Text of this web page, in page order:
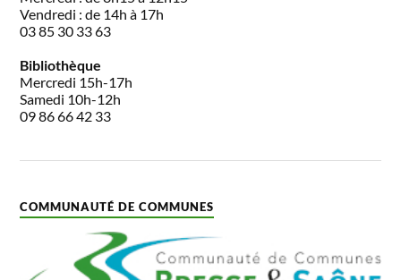
Vendredi : de 14h à 17h
03 85 30 33 63
Bibliothèque
Mercredi 15h-17h
Samedi 10h-12h
09 86 66 42 33
COMMUNAUTÉ DE COMMUNES